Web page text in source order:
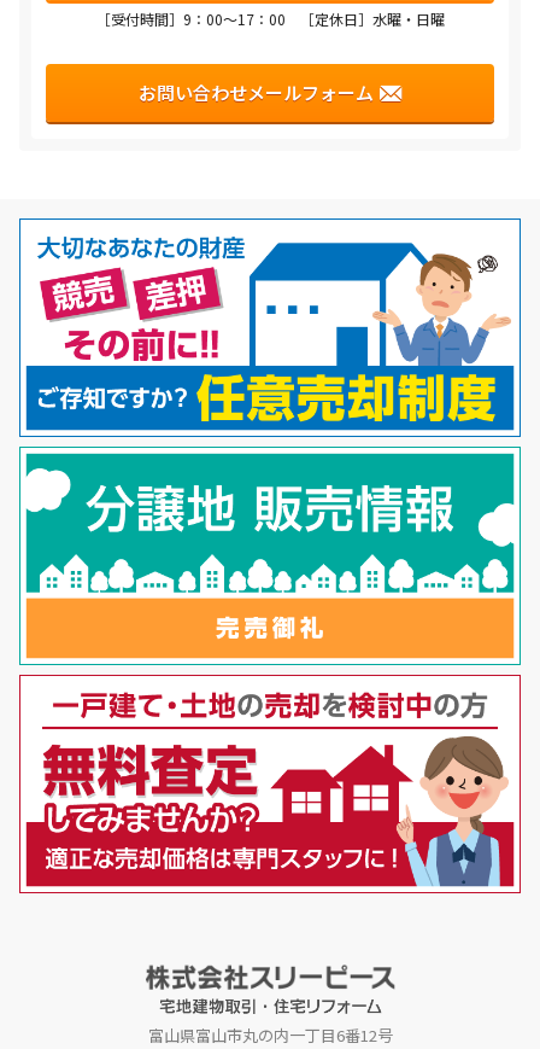
［受付時間］9：00〜17：00 ［定休日］水曜・日曜
お問い合わせメールフォーム
富山県富山市丸の内一丁目6番12号